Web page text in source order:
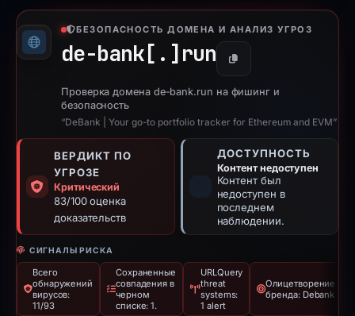
БЕЗОПАСНОСТЬ ДОМЕНА И АНАЛИЗ УГРОЗ
de-bank[.] run Копировать
Проверка домена de-bank.run на фишинг и
безопасность
“DeBank | Your go-to portfolio tracker for Ethereum and EVM”
ВЕРДИКТ ПО
УГРОЗЕ
Критический
83/100 оценка
доказательств
ДОСТУПНОСТЬ
Контент недоступен
Контент был
недоступен в
последнем
наблюдении.
СИГНАЛЫ РИСКА
Всего
обнаружений
вирусов:
11/93
Сохраненные
совпадения в
черном
списке: 1.
URLQuery
threat
systems:
1 alert
Олицетворение
бренда: Debank